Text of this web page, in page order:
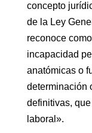
concepto
de la Ley
reconoce
incapacidad
anatómicas o
determinación
definitivas,
laboral».